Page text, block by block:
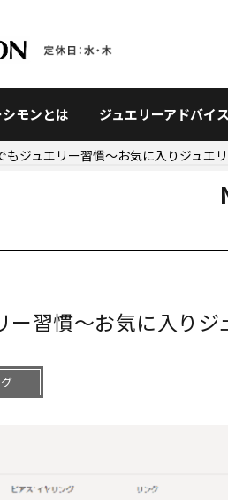
モンとは ジュエリーアドバイス
もジュエリー習慣〜お気に入りジュエ
ー習慣〜お気に入りジ